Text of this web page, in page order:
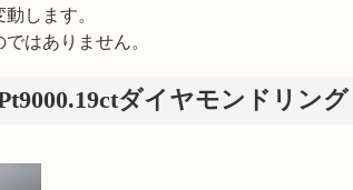
します。
はありません。
ダイヤモンドリング